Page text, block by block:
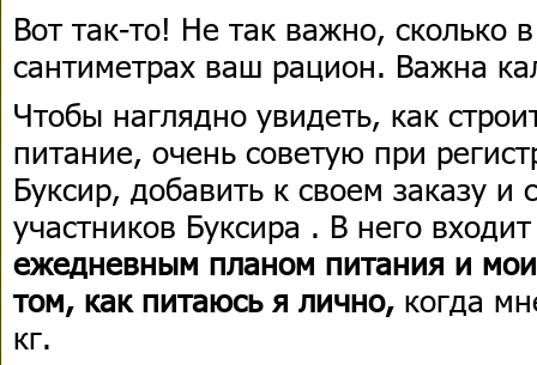
Вот так-то! Не так важно, сколько
сантиметрах ваш рацион. Важна
Чтобы наглядно увидеть, как
питание, очень советую при
Буксир, добавить к своем заказу
участников Буксира . В него
ежедневным планом питания и
том, как питаюсь я лично, когда
кг.